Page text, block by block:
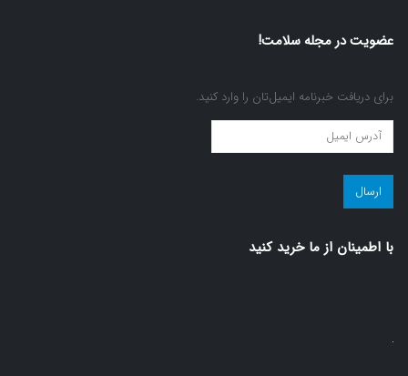
عضویت در مجله سلامت!
برای دریافت خبرنامه ایمیل‌تان را وارد کنید.
عضویت
در
مجله
سلامت!
با اطمينان از ما خريد كنيد